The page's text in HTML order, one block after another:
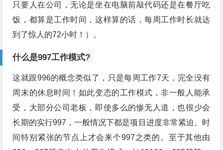
只要人在公司，无论是坐在电脑前敲代码还是在餐厅吃
饭，都算是工作时间，这样算的话，每周工作时长就达
到了惊人的72小时！）。
什么是997工作模式?
这就跟996的概念类似了，只是每周工作7天，完全没有
周末的休息时间！如此变态的工作模式，非一般人能承
受，大部分公司老板，即使多么的惨无人道，也很少会
长期的实行997，一般情况下都是项目进度非常紧迫、时
间特别紧张的节点上才会来个997之类的。至于其他由